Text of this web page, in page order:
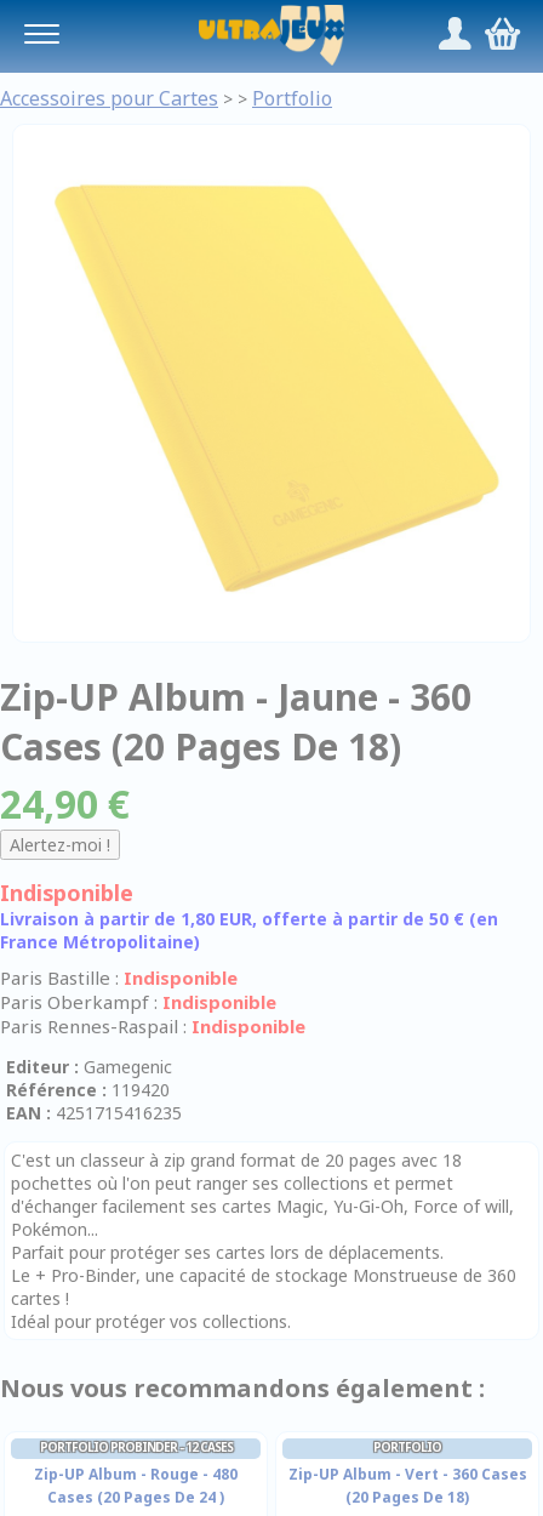
/,
Accessoires pour Cartes > > Portfolio
Zip-UP Album - Jaune - 360
Cases (20 Pages De 18)
24,90 €
Indisponible
Livraison à partir de 1,80 EUR, offerte à partir de 50 € (en
France Métropolitaine)
Paris Bastille : Indisponible
Paris Oberkampf : Indisponible
Paris Rennes-Raspail : Indisponible
Editeur : Gamegenic
Référence : 119420
EAN : 4251715416235
C'est un classeur à zip grand format de 20 pages avec 18
pochettes où l'on peut ranger ses collections et permet
d'échanger facilement ses cartes Magic, Yu-Gi-Oh, Force of will,
Pokémon...
Parfait pour protéger ses cartes lors de déplacements.
Le + Pro-Binder, une capacité de stockage Monstrueuse de 360
cartes !
Idéal pour protéger vos collections.
Nous vous recommandons également :
PORTFOLIO PROBINDER - 12 CASES
Zip-UP Album - Rouge - 480
Cases (20 Pages De 24 )
PORTFOLIO
Zip-UP Album - Vert - 360 Cases
(20 Pages De 18)